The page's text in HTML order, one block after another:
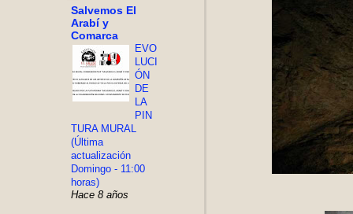
Salvemos El
Arabí y
Comarca
EVO
LUCI
ÓN
DE
LA
PIN
TURA MURAL
(Última
actualización
Domingo - 11:00
horas)
Hace 8 años